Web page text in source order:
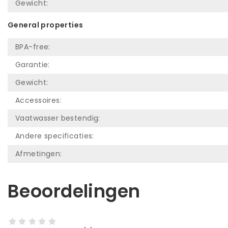
Gewicht:
General properties
BPA-free:
Garantie:
Gewicht:
Accessoires:
Vaatwasser bestendig:
Andere specificaties:
Afmetingen:
Beoordelingen